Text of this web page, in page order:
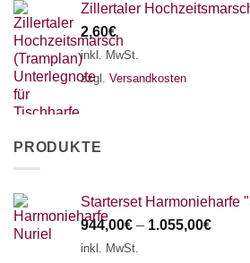
Zillertaler
2,60€
inkl. MwSt.
zzgl. Versandkosten
PRODUKTE
Starterset Harmonieharfe
944,00€ – 1.055,00€
inkl. MwSt.